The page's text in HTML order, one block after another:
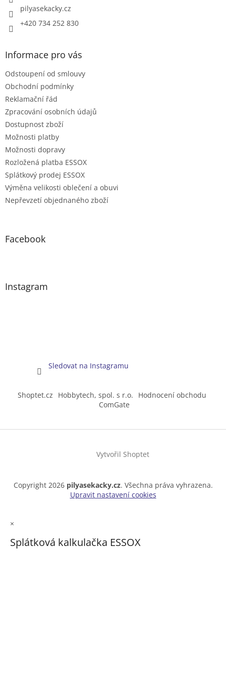
pilyasekacky.cz
+420 734 252 830
Informace pro vás
Odstoupení od smlouvy
Obchodní podmínky
Reklamační řád
Zpracování osobních údajů
Dostupnost zboží
Možnosti platby
Možnosti dopravy
Rozložená platba ESSOX
Splátkový prodej ESSOX
Výměna velikosti oblečení a obuvi
Nepřevzetí objednaného zboží
Facebook
Instagram
Sledovat na Instagramu
Shoptet.cz Hobbytech, spol. s r.o.
Hodnocení obchodu
ComGate
Vytvořil Shoptet
Copyright 2026 pilyasekacky.cz. Všechna práva vyhrazena.
Upravit nastavení cookies
×
Splátková kalkulačka ESSOX